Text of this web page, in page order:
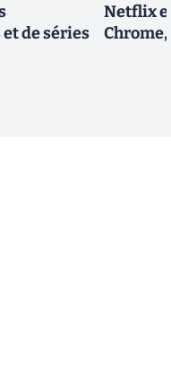
de séries
Netflix